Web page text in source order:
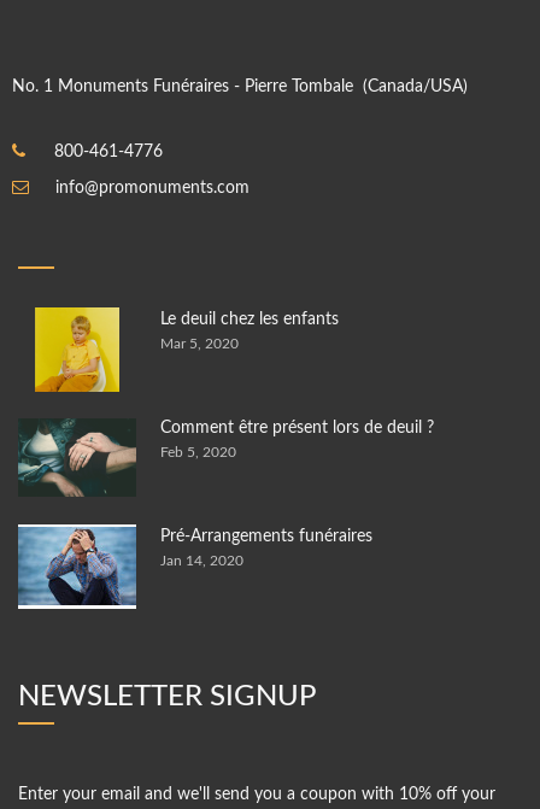
No. 1 Monuments Funéraires - Pierre Tombale (Canada/USA)
800-461-4776
info@promonuments.com
Le deuil chez les enfants
Mar 5, 2020
Comment être présent lors de deuil ?
Feb 5, 2020
Pré-Arrangements funéraires
Jan 14, 2020
NEWSLETTER SIGNUP
Enter your email and we'll send you a coupon with 10% off your